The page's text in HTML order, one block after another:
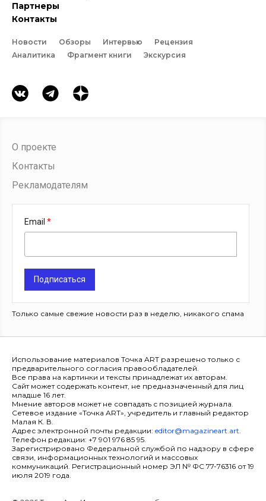
Партнеры
Контакты
Новости Обзоры Интервью
Рецензия
Аналитика
Фрагмент книги Экскурсия
О проекте
Контакты
Рекламодателям
Email
Подписаться
Только самые свежие новости раз в неделю, никакого спама
Использование материалов Точка ART разрешено только с
предварительного согласия правообладателей.
Все права на картинки и тексты принадлежат их авторам.
Сайт может содержать контент, не предназначенный для лиц
младше 16 лет.
Мнение авторов может не совпадать с позицией журнала.
Сетевое издание «Точка ART», учредитель и главный редактор
Малая К. В.
Адрес электронной почты редакции: editor@magazineart.art.
Телефон редакции: +7 901 976 85 95.
Зарегистрировано Федеральной службой по надзору в сфере
связи, информационных технологий и массовых
коммуникаций. Регистрационный номер ЭЛ № ФС 77-76316 от 19
июля 2019 года.